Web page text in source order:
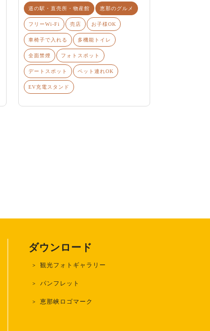
道の駅・直売所・物産館 恵那のグルメ
フリーWi-Fi 売店 お子様OK
車椅子で入れる 多機能トイレ
全面禁煙 フォトスポット
デートスポット ペット連れOK
EV充電スタンド
ダウンロード
観光フォトギャラリー
パンフレット
恵那峡ロゴマーク